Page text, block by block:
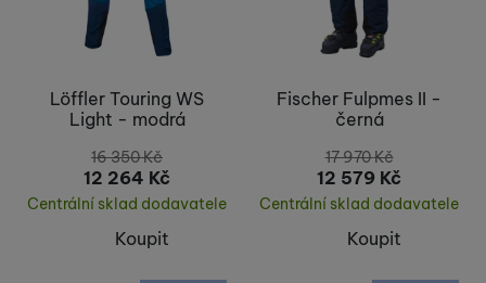
Löffler Touring WS
Light - modrá
16 350Kč
12 264 Kč
Centrální sklad dodavatele
Koupit
Fischer Fulpmes II -
černá
17 970Kč
12 579 Kč
Centrální sklad dodavatele
Koupit